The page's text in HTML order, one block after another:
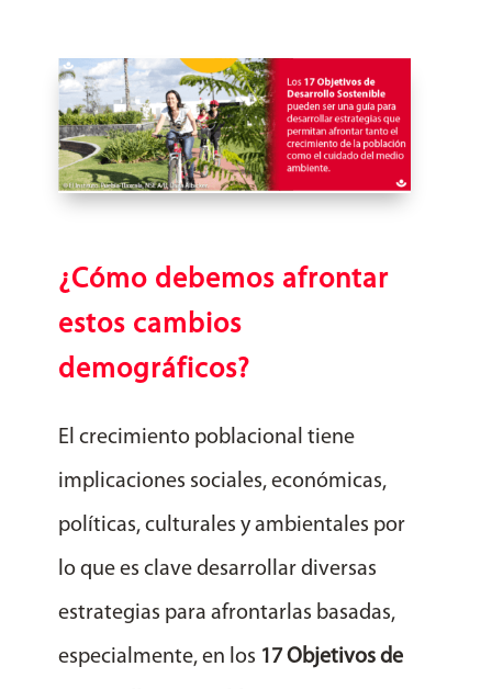
¿Cómo debemos afrontar
estos cambios
demográficos?
El crecimiento poblacional tiene
implicaciones sociales, económicas,
políticas, culturales y ambientales por
lo que es clave desarrollar diversas
estrategias para afrontarlas basadas,
especialmente, en los 17 Objetivos de